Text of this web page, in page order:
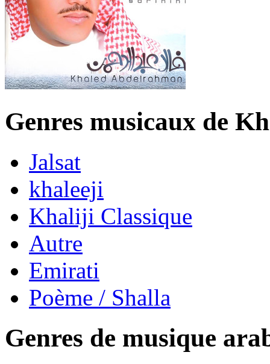
Genres musicaux de
Jalsat
khaleeji
Khaliji Classique
Autre
Emirati
Poème / Shalla
Genres de musique